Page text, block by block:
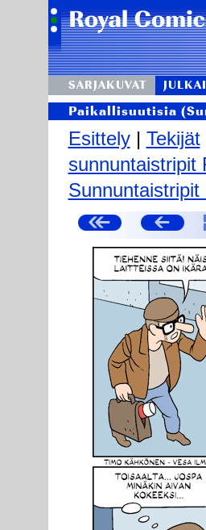
SARJAKUVAT
Paikallisuutisia
Esittely| Tekijät
sunnuntaistripit
Sunnuntaistripit